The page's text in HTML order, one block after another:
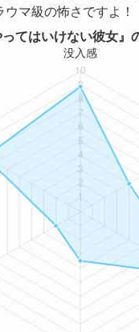
ウマ級の怖さですよ！
ってはいけない彼女』